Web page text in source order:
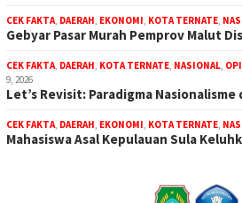
CEK FAKTA, DAERAH, EKONOMI, KOTA TERNATE,
Gebyar Pasar Murah Pemprov Malut
CEK FAKTA, DAERAH, KOTA TERNATE, NASIONAL,
9, 2026
Let’s Revisit: Paradigma
CEK FAKTA, DAERAH, EKONOMI, KOTA TERNATE,
Mahasiswa Asal Kepulauan Sula